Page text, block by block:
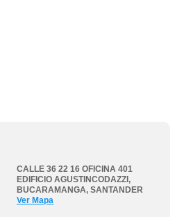
CALLE 36 22 16 OFICINA 401
EDIFICIO AGUSTINCODAZZI ,
BUCARAMANGA, SANTANDER
Ver Mapa